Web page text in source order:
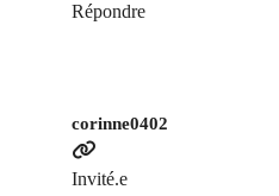
Répondre
corinne0402
Invité.e